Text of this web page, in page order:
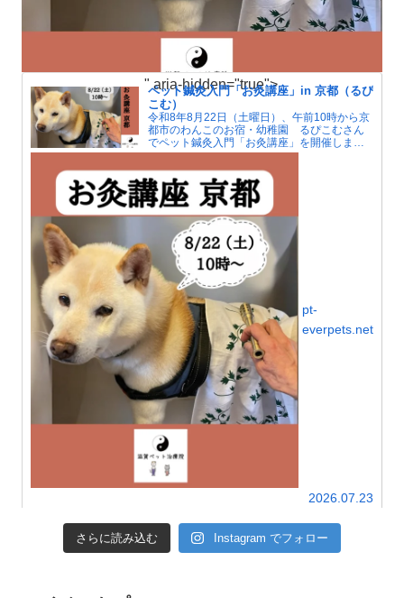
ペット鍼灸入門「お灸講座」in 京都（るぴ
こむ）
令和8年8月22日（土曜日）、午前10時から京
都市のわんこのお宿・幼稚園 るぴこむさん
でペット鍼灸入門「お灸講座」を開催しま
す。夏はエアコンによる冷えで人もペットも
自律神経が傷みがちです。お灸で血行をよく
して冷えを解消しましょう。
pt-
everpets.net
2026.07.23
" aria-hidden="true">
さらに読み込む Instagram でフォロー